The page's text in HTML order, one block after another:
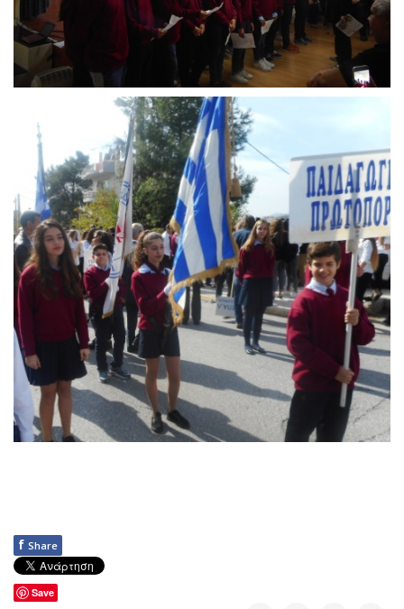
f Share
Save